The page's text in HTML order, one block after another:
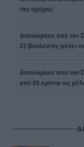
της ημέρας
Αποχώρησε από τον
27 βουλευτές μένει
Αποχώρησε από τον
από 19 χρόνια ως